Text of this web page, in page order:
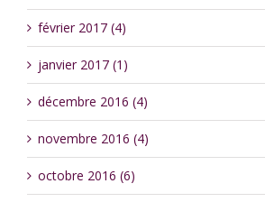
février 2017 (4)
janvier 2017 (1)
décembre 2016 (4)
novembre 2016 (4)
octobre 2016 (6)